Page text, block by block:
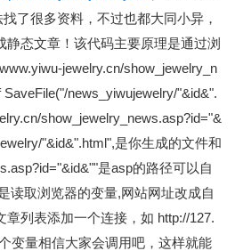
了很多资料，不过也都大同小异，
静态文章！该代码主要原理是通过浏
jewelry.cn/show_jewelry_n
news_yiwujewelry/"&id&".
show_jewelry_news.asp?id="&
"&id&".html",是你生成的文件和
是asp的路径可以自
读取浏览器的变量,网站网址改成自
列表添加一个连接，如 http://127.
变量相信大家会调用吧，这样就能